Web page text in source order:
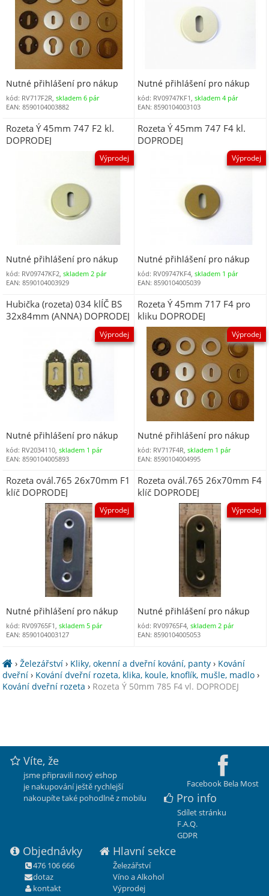
Nutné přihlášení pro nákup
kód: RV717F2R, skladem 6 pár
EAN: 8590104003882
Nutné přihlášení pro nákup
kód: RV09747KF1,skladem 4 pár
EAN: 8590104003103
Rozeta Ý 45mm 747 F2 kl.
DOPRODEJ
Výprodej
Nutné přihlášení pro nákup
kód: RV09747KF2, skladem 2 pár
EAN: 8590104003929
Rozeta Ý 45mm 747 F4 kl.
DOPRODEJ
Výprodej
Nutné přihlášení pro nákup
kód: RV09747KF4,skladem 1 pár
EAN: 8590104005039
Hubička (rozeta) 034 klÍČ BS
32x84mm (ANNA) DOPRODEJ
Výprodej
Nutné přihlášení pro nákup
kód: RV2034110, skladem 1 pár
EAN: 8590104005893
Rozeta Ý 45mm 717 F4 pro
kliku DOPRODEJ
Výprodej
Nutné přihlášení pro nákup
kód: RV717F4R,skladem 1 pár
EAN: 8590104004995
Rozeta ovál.765 26x70mm F1
klíč DOPRODEJ
Výprodej
Nutné přihlášení pro nákup
kód: RV09765F1, skladem 5 pár
EAN: 8590104003127
Rozeta ovál.765 26x70mm F4
klíč DOPRODEJ
Výprodej
Nutné přihlášení pro nákup
kód: RV09765F4,skladem 2 pár
EAN: 8590104005053
›Železářství › Kliky, okenní a dveřní kování, panty › Kování
dveřní › Kování dveřní rozeta, klika, koule, knoflík, mušle, madlo ›
Kování dveřní rozeta › Rozeta Ý 50mm 785 F4 vl. DOPRODEJ
Facebook Bela Most
Víte, že
jsme připravili nový eshop
je nakupování ještě rychlejší
nakoupíte také pohodlně z mobilu
Pro info
Sdílet stránku
F.A.Q.
GDPR
Objednávky
476 106 666
dotaz
kontakt
Hlavní sekce
Železářství
Víno a Alkohol
Výprodej